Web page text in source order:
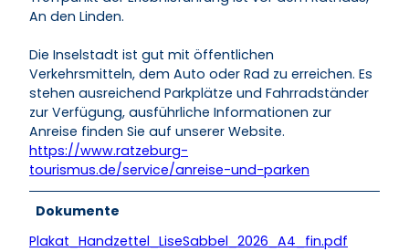
An den Linden.
Die Inselstadt ist gut mit öffentlichen
Verkehrsmitteln, dem Auto oder Rad zu erreichen. Es
stehen ausreichend Parkplätze und Fahrradständer
zur Verfügung, ausführliche Informationen zur
Anreise finden Sie auf unserer Website.
https://www.ratzeburg-
tourismus.de/service/anreise-und-parken
Dokumente
Plakat_Handzettel_LiseSabbel_2026_A4_fin.pdf